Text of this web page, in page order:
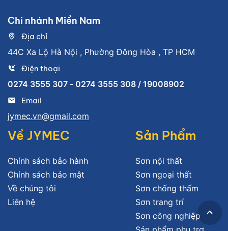
Chi nhánh Miền Nam
Địa chỉ
44C Xa Lộ Hà Nội , Phường Đông Hòa , TP HCM
Điện thoại
0274 3555 307 - 0274 3555 308 / 19008902
Email
jymec.vn@gmail.com
Về JYMEC
Chính sách bảo hành
Chính sách bảo mật
Về chúng tôi
Liên hệ
Sản Phẩm
Sơn nội thất
Sơn ngoại thất
Sơn chống thấm
Sơn trang trí
Sơn công nghiệp